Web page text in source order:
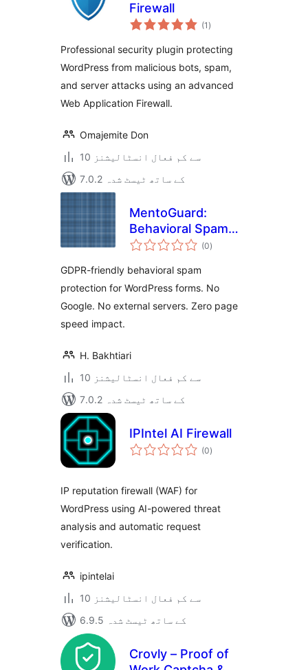
Firewall
(1 مجموعی
درجہ
)
Professional security plugin protecting
WordPress from malicious bots, spam,
and server attacks using an advanced
Web Application Firewall.
Omajemite Don
10 سے کم فعال انسٹالیشنز
7.0.2 کے ساتھ ٹیسٹ شدہ
MentoGuard:
Behavioral Spam
Blocker for Contact
(0مجموعی
درجہ
)
GDPR-friendly behavioral spam
protection for WordPress forms. No
Google. No external servers. Zero page
speed impact.
H. Bakhtiari
10 سے کم فعال انسٹالیشنز
7.0.2 کے ساتھ ٹیسٹ شدہ
IPIntel AI Firewall
(0مجموعی
درجہ
)
IP reputation firewall (WAF) for
WordPress using AI-powered threat
analysis and automatic request
verification.
ipintelai
10 سے کم فعال انسٹالیشنز
6.9.5 کے ساتھ ٹیسٹ شدہ
Crovly – Proof of